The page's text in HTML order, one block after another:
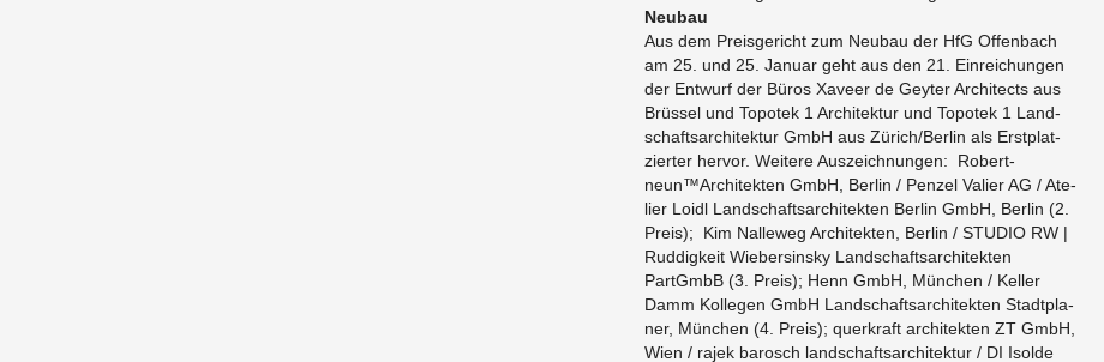
Neu­bau
Aus dem Preis­ge­richt zum Neu­bau der HfG Of­fen­bach
am 25. und 25. Ja­nu­ar geht aus den 21. Ein­rei­chun­gen
der Ent­wurf der Büros Xa­veer de Gey­ter Ar­chi­tects aus
Brüs­sel und To­po­tek 1 Ar­chi­tek­tur und To­po­tek 1 Land­
schafts­ar­chi­tek­tur GmbH aus Zü­rich/Ber­lin als Erst­plat­
zier­ter her­vor. Wei­te­re Aus­zeich­nun­gen: Ro­bert­
neun™Ar­chi­tek­ten GmbH, Ber­lin / Pen­zel Va­lier AG / Ate­
lier Loidl Land­schafts­ar­chi­tek­ten Ber­lin GmbH, Ber­lin (2.
Preis); Kim Nal­le­weg Ar­chi­tek­ten, Ber­lin / STU­DIO RW |
Rud­dig­keit Wie­ber­sins­ky Land­schafts­ar­chi­tek­ten
PartGmbB (3. Preis); Henn GmbH, München / Kel­ler
Damm Kol­le­gen GmbH Land­schafts­ar­chi­tek­ten Stadt­pla­
ner, München (4. Preis); quer­kraft ar­chi­tek­ten ZT GmbH,
Wien / rajek ba­rosch land­schafts­ar­chi­tek­tur / DI Isol­de